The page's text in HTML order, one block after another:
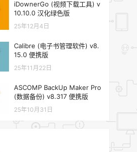
iDownerGo (视频下载工具) v
10.10.0 汉化绿色版
25年12月4日
Calibre (电子书管理软件) v8.
15.0 便携版
25年11月22日
ASCOMP BackUp Maker Pro
(数据备份) v8.317 便携版
25年10月31日